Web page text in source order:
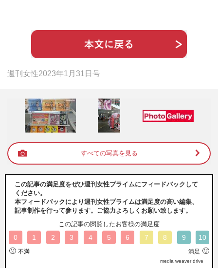
週刊女性2023年1月31日号
すべての写真を見る
この記事の満足度をぜひ週刊女性プライムにフィードバックして
ください。
本フィードバックにより週刊女性プライムは満足度の高い編集、
記事制作を行って参ります。ご協力よろしくお願い致します。
この記事の閲覧したお客様の満足度
0 1 2 3 4 5 6 7 8 9 10
🙁 不満 満足 🙂
media weaver drive